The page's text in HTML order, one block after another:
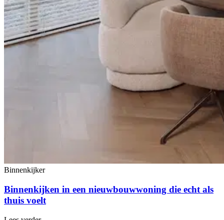
Binnenkijker
Binnenkijken in een nieuwbouwwoning die echt als
thuis voelt